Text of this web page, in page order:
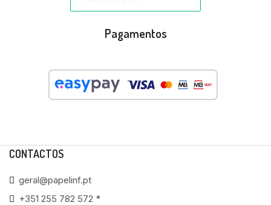
Pagamentos
CONTACTOS
geral@papelinf.pt
+351 255 782 572 *